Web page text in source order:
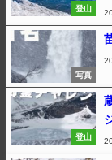
登山
写真
登山